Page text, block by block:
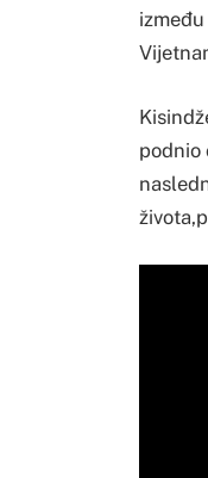
podnio